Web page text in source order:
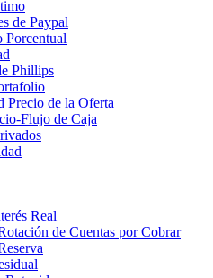
de Paypal
Porcentual
Phillips
Precio de la Oferta
Flujo de Caja
Real
de Cuentas por Cobrar